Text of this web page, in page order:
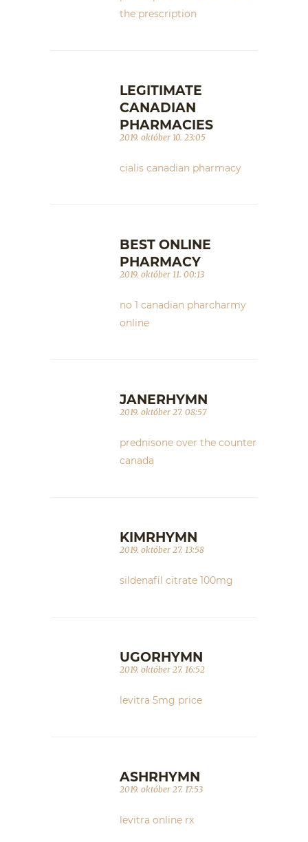
the prescription
LEGITIMATE
CANADIAN
PHARMACIES
2019. október 10. 23:05
cialis canadian pharmacy
BEST ONLINE
PHARMACY
2019. október 11. 00:13
no 1 canadian pharcharmy
online
JANERHYMN
2019. október 27. 08:57
prednisone over the counter
canada
KIMRHYMN
2019. október 27. 13:58
sildenafil citrate 100mg
UGORHYMN
2019. október 27. 16:52
levitra 5mg price
ASHRHYMN
2019. október 27. 17:53
levitra online rx